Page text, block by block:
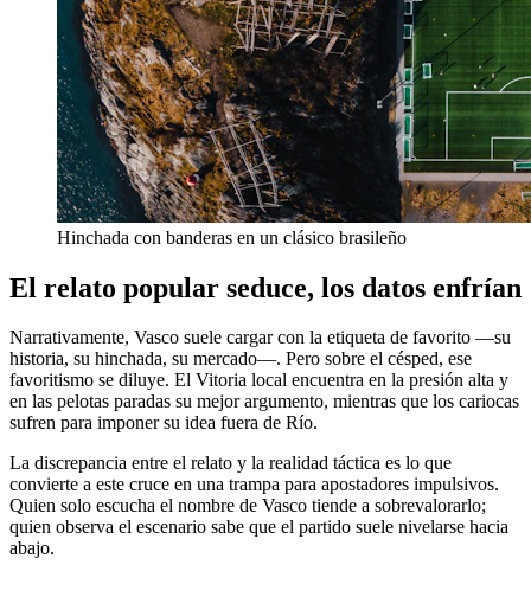
Hinchada con banderas en un clásico brasileño
El relato popular seduce, los datos enfrían
Narrativamente, Vasco suele cargar con la etiqueta de favorito —su
historia, su hinchada, su mercado—. Pero sobre el césped, ese
favoritismo se diluye. El Vitoria local encuentra en la presión alta y
en las pelotas paradas su mejor argumento, mientras que los cariocas
sufren para imponer su idea fuera de Río.
La discrepancia entre el relato y la realidad táctica es lo que
convierte a este cruce en una trampa para apostadores impulsivos.
Quien solo escucha el nombre de Vasco tiende a sobrevalorarlo;
quien observa el escenario sabe que el partido suele nivelarse hacia
abajo.